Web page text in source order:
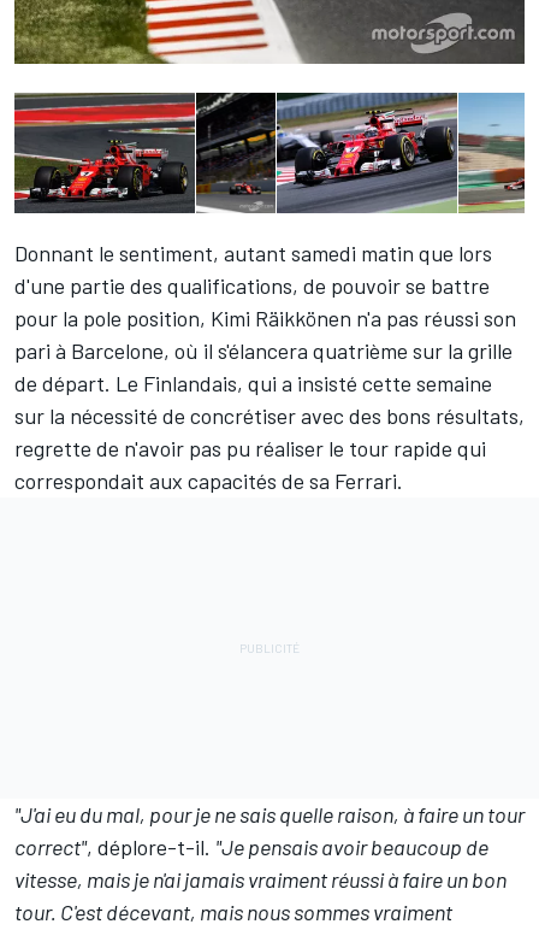
Donnant le sentiment, autant samedi matin que lors
d'une partie des qualifications, de pouvoir se battre
pour la pole position, Kimi Räikkönen n'a pas réussi son
pari à Barcelone, où il s'élancera quatrième sur la grille
de départ. Le Finlandais, qui a insisté cette semaine
sur la nécessité de concrétiser avec des bons résultats,
regrette de n'avoir pas pu réaliser le tour rapide qui
correspondait aux capacités de sa Ferrari.
"J'ai eu du mal, pour je ne sais quelle raison, à faire un tour
correct", déplore-t-il. "Je pensais avoir beaucoup de
vitesse, mais je n'ai jamais vraiment réussi à faire un bon
tour. C'est décevant, mais nous sommes vraiment